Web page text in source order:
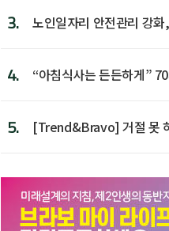
3.
노인일자리 안전관리 강
4.
“아침식사는 든든하게”
5.
[Trend&Bravo] 거절 못